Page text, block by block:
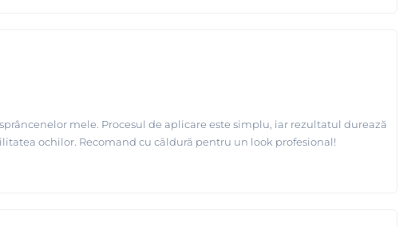
mele. Procesul de aplicare este simplu, iar rezultatul durează
ochilor. Recomand cu căldură pentru un look profesional!